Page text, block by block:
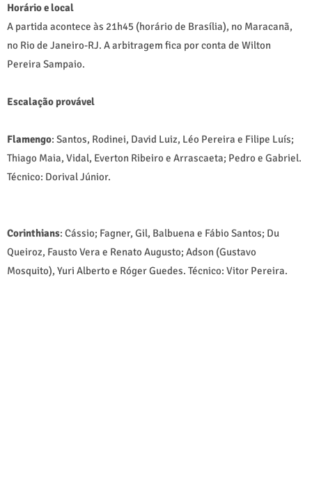
Horário e local
A partida acontece às 21h45 (horário de Brasília), no Maracanã,
no Rio de Janeiro-RJ. A arbitragem fica por conta de Wilton
Pereira Sampaio.
Escalação provável
Flamengo: Santos, Rodinei, David Luiz, Léo Pereira e Filipe Luís;
Thiago Maia, Vidal, Everton Ribeiro e Arrascaeta; Pedro e Gabriel.
Técnico: Dorival Júnior.
Corinthians: Cássio; Fagner, Gil, Balbuena e Fábio Santos; Du
Queiroz, Fausto Vera e Renato Augusto; Adson (Gustavo
Mosquito), Yuri Alberto e Róger Guedes. Técnico: Vitor Pereira.